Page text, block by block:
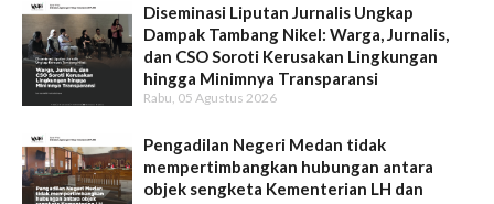
Diseminasi Liputan Jurnalis Ungkap
Dampak Tambang Nikel: Warga, Jurnalis,
dan CSO Soroti Kerusakan Lingkungan
hingga Minimnya Transparansi
Rabu, 05 Agustus 2026
Pengadilan Negeri Medan tidak
mempertimbangkan hubungan antara
objek sengketa Kementerian LH dan